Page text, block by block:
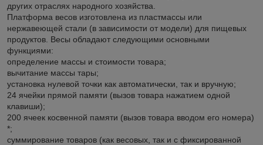
других отраслях народного хозяйства.
Платформа весов изготовлена из пластмассы или
нержавеющей стали (в зависимости от модели) для пищевых
продуктов. Весы обладают следующими основными
функциями:
определение массы и стоимости товара;
вычитание массы тары;
установка нулевой точки как автоматически, так и вручную;
24 ячейки прямой памяти (вызов товара нажатием одной
клавиши);
200 ячеек косвенной памяти (вызов товара вводом его номера)
*;
суммирование товаров (как весовых, так и с фиксированной